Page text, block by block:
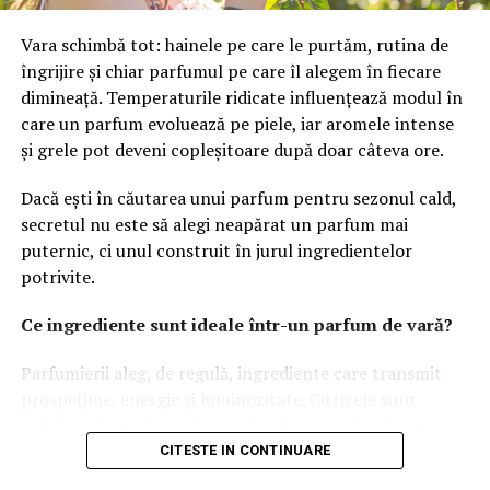
de atragere a vizitatorilor. Articolele informative,
ghidurile și studiile de caz oferă valoare și contribuie la
consolidarea autorității brandului. În plus, acestea susțin
dezvoltarea unei relații de încredere cu publicul și
îmbunătățesc vizibilitatea în motoarele de căutare.
Datele colectate din activitatea utilizatorilor permit
îmbunătățirea continuă a performanței. Analiza
comportamentului vizitatorilor oferă informații
valoroase despre preferințe, interese și punctele care
bazate pe date reale și pot utiliza mai eficient resursele
disponibile.
relevant, numeroase afaceri alegpromovare plătită
, deoarece această metodă permite afișarea
Vara schimbă tot: hainele pe care le purtăm, rutina de
îngrijire și chiar parfumul pe care îl alegem în fiecare
dimineață. Temperaturile ridicate influențează modul în
care un parfum evoluează pe piele, iar aromele intense
și grele pot deveni copleșitoare după doar câteva ore.
Dacă ești în căutarea unui parfum pentru sezonul cald,
secretul nu este să alegi neapărat un parfum mai
puternic, ci unul construit în jurul ingredientelor
potrivite.
Ce ingrediente sunt ideale într-un parfum de vară?
Parfumierii aleg, de regulă, ingrediente care transmit
oferă o senzație imediată de prospețime și se dezvoltă
CITESTE IN CONTINUARE